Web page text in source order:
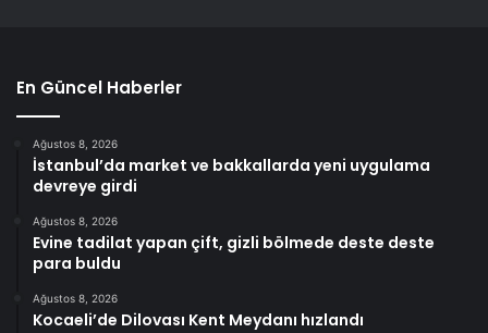
En Güncel Haberler
Ağustos 8, 2026
İstanbul’da market ve bakkallarda yeni uygulama
devreye girdi
Ağustos 8, 2026
Evine tadilat yapan çift, gizli bölmede deste deste
para buldu
Ağustos 8, 2026
Kocaeli’de Dilovası Kent Meydanı hızlandı